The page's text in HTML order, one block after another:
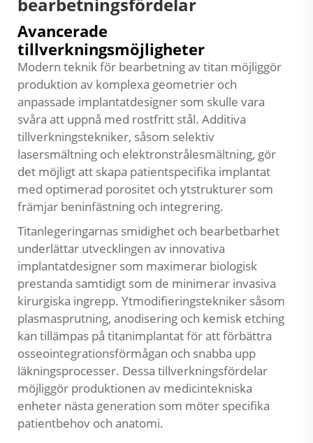
Avancerade
tillverkningsmöjligheter
Modern teknik för bearbetning av titan möjliggör
produktion av komplexa geometrier och
anpassade implantatdesigner som skulle vara
svåra att uppnå med rostfritt stål. Additiva
tillverkningstekniker, såsom selektiv
lasersmältning och elektronstrålesmältning, gör
det möjligt att skapa patientspecifika implantat
med optimerad porositet och ytstrukturer som
främjar beninfästning och integrering.
Titanlegeringarnas smidighet och bearbetbarhet
underlättar utvecklingen av innovativa
implantatdesigner som maximerar biologisk
prestanda samtidigt som de minimerar invasiva
kirurgiska ingrepp. Ytmodifieringstekniker såsom
plasmasprutning, anodisering och kemisk etching
kan tillämpas på titanimplantat för att förbättra
osseointegrationsförmågan och snabba upp
läkningsprocesser. Dessa tillverkningsfördelar
möjliggör produktionen av medicintekniska
enheter nästa generation som möter specifika
patientbehov och anatomi.